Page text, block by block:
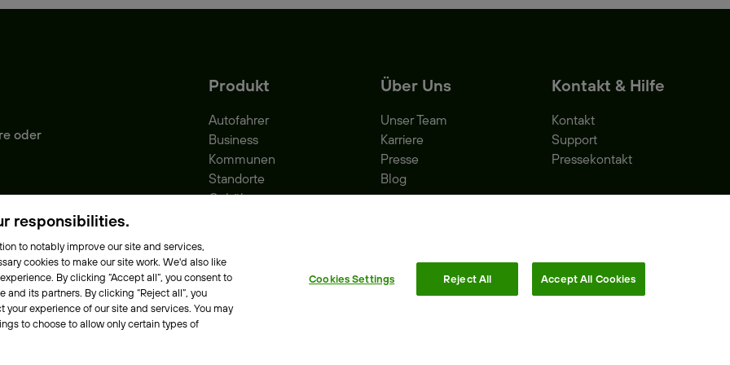
oder
Produkt
Autofahrer
Business
Kommunen
Standorte
Gebühren
Über Uns
Unser Team
Karriere
Presse
Blog
Kontakt & Hilfe
Kontakt
Support
Pressekontakt
RichtlinieErklärung zur Barrierefreiheit
responsibilities.
to notably improve our site and services,
cookies to make our site work. We'd also like
By clicking “Accept all”, you consent to
its partners. By clicking “Reject all”, you
experience of our site and services. You may
to choose to allow only certain types of
Cookies Settings Reject All Accept All Cookies